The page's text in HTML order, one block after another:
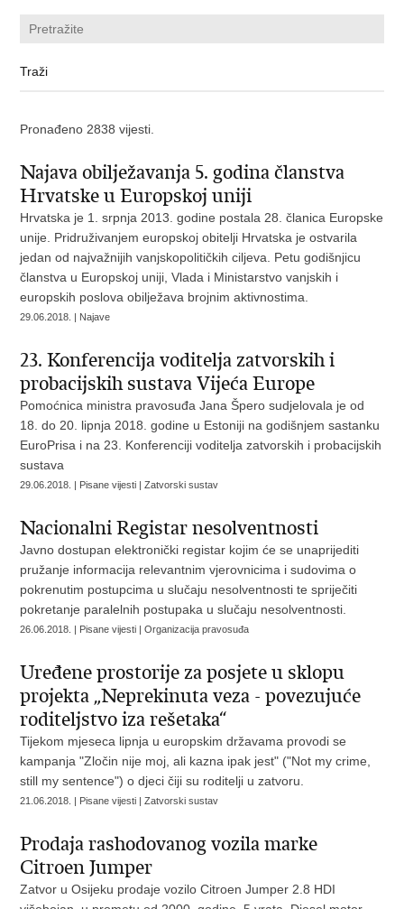
Pronađeno 2838 vijesti.
Najava obilježavanja 5. godina članstva
Hrvatske u Europskoj uniji
Hrvatska je 1. srpnja 2013. godine postala 28. članica Europske
unije. Pridruživanjem europskoj obitelji Hrvatska je ostvarila
jedan od najvažnijih vanjskopolitičkih ciljeva. Petu godišnjicu
članstva u Europskoj uniji, Vlada i Ministarstvo vanjskih i
europskih poslova obilježava brojnim aktivnostima.
29.06.2018. | Najave
23. Konferencija voditelja zatvorskih i
probacijskih sustava Vijeća Europe
Pomoćnica ministra pravosuđa Jana Špero sudjelovala je od
18. do 20. lipnja 2018. godine u Estoniji na godišnjem sastanku
EuroPrisa i na 23. Konferenciji voditelja zatvorskih i probacijskih
sustava
29.06.2018. | Pisane vijesti | Zatvorski sustav
Nacionalni Registar nesolventnosti
Javno dostupan elektronički registar kojim će se unaprijediti
pružanje informacija relevantnim vjerovnicima i sudovima o
pokrenutim postupcima u slučaju nesolventnosti te spriječiti
pokretanje paralelnih postupaka u slučaju nesolventnosti.
26.06.2018. | Pisane vijesti | Organizacija pravosuđa
Uređene prostorije za posjete u sklopu
projekta „Neprekinuta veza - povezujuće
roditeljstvo iza rešetaka“
Tijekom mjeseca lipnja u europskim državama provodi se
kampanja "Zločin nije moj, ali kazna ipak jest" ("Not my crime,
still my sentence") o djeci čiji su roditelji u zatvoru.
21.06.2018. | Pisane vijesti | Zatvorski sustav
Prodaja rashodovanog vozila marke
Citroen Jumper
Zatvor u Osijeku prodaje vozilo Citroen Jumper 2.8 HDI